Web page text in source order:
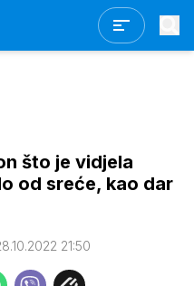
što je vidjela
od sreće, kao dar
21:50